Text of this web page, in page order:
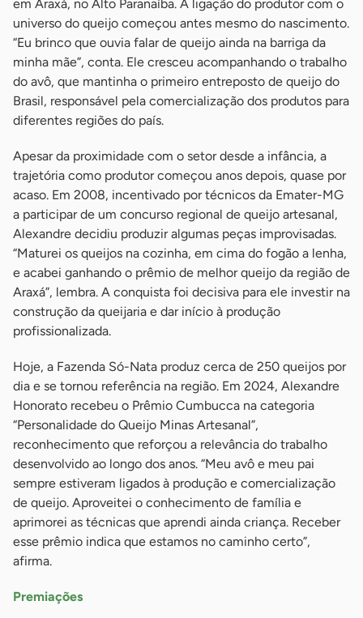
em Araxá, no Alto Paranaíba. A ligação do produtor com o
universo do queijo começou antes mesmo do nascimento.
“Eu brinco que ouvia falar de queijo ainda na barriga da
minha mãe”, conta. Ele cresceu acompanhando o trabalho
do avô, que mantinha o primeiro entreposto de queijo do
Brasil, responsável pela comercialização dos produtos para
diferentes regiões do país.
Apesar da proximidade com o setor desde a infância, a
trajetória como produtor começou anos depois, quase por
acaso. Em 2008, incentivado por técnicos da Emater-MG
a participar de um concurso regional de queijo artesanal,
Alexandre decidiu produzir algumas peças improvisadas.
“Maturei os queijos na cozinha, em cima do fogão a lenha,
e acabei ganhando o prêmio de melhor queijo da região de
Araxá”, lembra. A conquista foi decisiva para ele investir na
construção da queijaria e dar início à produção
profissionalizada.
Hoje, a Fazenda Só-Nata produz cerca de 250 queijos por
dia e se tornou referência na região. Em 2024, Alexandre
Honorato recebeu o Prêmio Cumbucca na categoria
“Personalidade do Queijo Minas Artesanal”,
reconhecimento que reforçou a relevância do trabalho
desenvolvido ao longo dos anos. “Meu avô e meu pai
sempre estiveram ligados à produção e comercialização
de queijo. Aproveitei o conhecimento de família e
aprimorei as técnicas que aprendi ainda criança. Receber
esse prêmio indica que estamos no caminho certo”,
afirma.
Premiações